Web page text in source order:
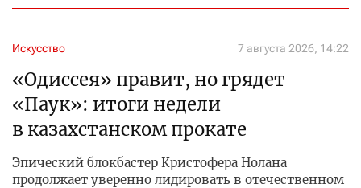
Искусство 7 августа 2026, 14:22
«Одиссея» правит, но грядет
«Паук»: итоги недели
в казахстанском прокате
Эпический блокбастер Кристофера Нолана
продолжает уверенно лидировать в отечественном